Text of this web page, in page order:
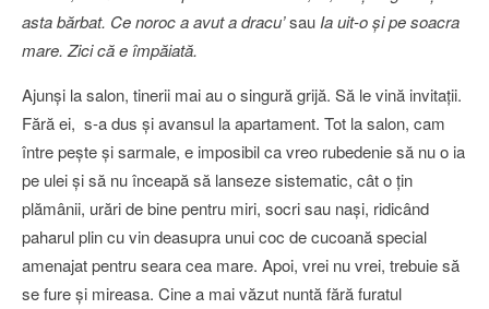
asta bărbat. Ce noroc a avut a dracu’sau Ia uit-o şi pe soacra
mare. Zici că e împăiată.
Ajunşi la salon, tinerii mai au o singură grijă. Să le vină invitaţii.
Fără ei, s-a dus şi avansul la apartament. Tot la salon, cam
între peşte şi sarmale, e imposibil ca vreo rubedenie să nu o ia
pe ulei şi să nu înceapă să lanseze sistematic, cât o ţin
plămânii, urări de bine pentru miri, socri sau naşi, ridicând
paharul plin cu vin deasupra unui coc de cucoană special
amenajat pentru seara cea mare. Apoi, vrei nu vrei, trebuie să
se fure şi mireasa. Cine a mai văzut nuntă fără furatul